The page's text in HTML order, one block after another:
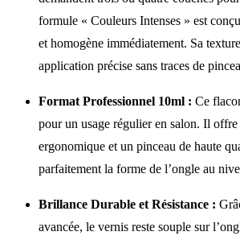
formule « Couleurs Intenses » est
et homogène immédiatement. Sa
application précise sans traces de
Format Professionnel 10ml : Ce
pour un usage régulier en salon. Il
ergonomique et un pinceau de haute
parfaitement la forme de l’ongle au
Brillance Durable et Résistance :
avancée, le vernis reste souple sur